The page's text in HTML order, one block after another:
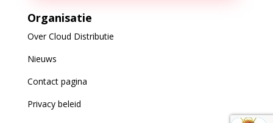
Organisatie
Over Cloud Distributie
Nieuws
Contact pagina
Privacy beleid